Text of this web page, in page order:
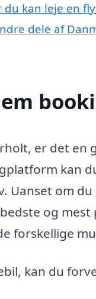
du kan leje en
dele af
er det en
kan
Uanset om
og
forskellige
kan du